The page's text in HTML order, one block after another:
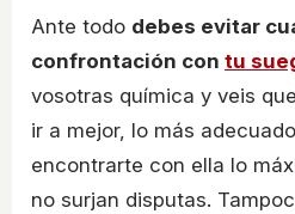
Ante todo debes evitar
confrontación con tu
vosotras química y veis
ir a mejor, lo más
encontrarte con ella lo
no surjan disputas.